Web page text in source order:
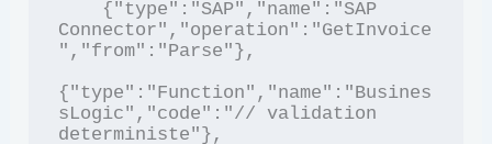
Connector","operation":"GetInvoice
","from":"Parse"},
{"type":"Function","name":"Busines
sLogic","code":"// validation
deterministe"},